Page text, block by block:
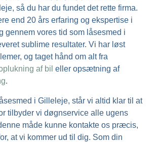
så du har du fundet det rette firma.
end 20 års erfaring og ekspertise i
gennem vores tid som låsesmed i
sublime resultater. Vi har løst
og taget hånd om alt fra
af bil eller opsætning af
.
i Gilleleje, står vi altid klar til at
tilbyder vi døgnservice alle ugens
måde kunne kontakte os præcis,
at vi kommer ud til dig. Som din